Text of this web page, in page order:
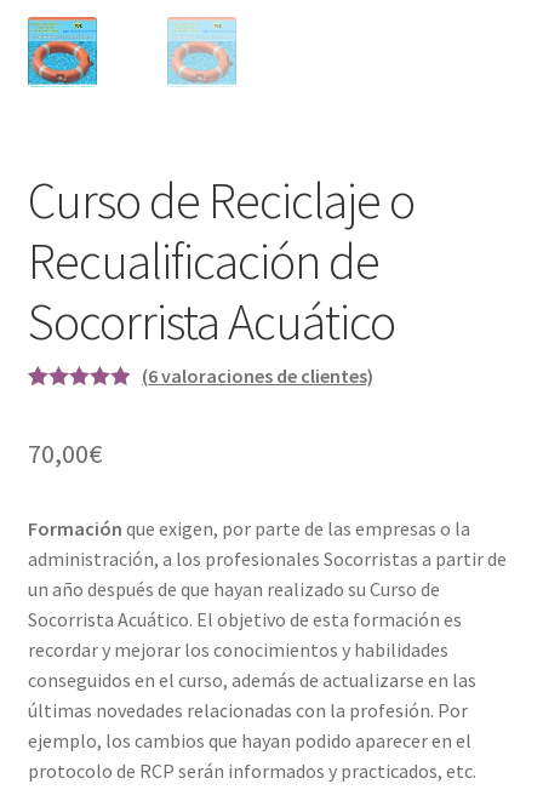
Curso de Reciclaje o
Recualificación de
Socorrista Acuático
5 basado
puntuacione
s de
clientes
(6valoraciones de clientes)
70,00€
Formación que exigen, por parte de las empresas o la
administración, a los profesionales Socorristas a partir de
un año después de que hayan realizado su Curso de
Socorrista Acuático. El objetivo de esta formación es
recordar y mejorar los conocimientos y habilidades
conseguidos en el curso, además de actualizarse en las
últimas novedades relacionadas con la profesión. Por
ejemplo, los cambios que hayan podido aparecer en el
protocolo de RCP serán informados y practicados, etc.